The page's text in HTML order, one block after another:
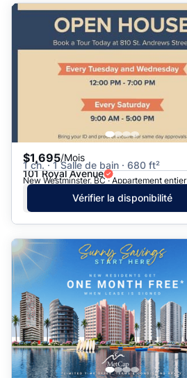
$1,695/Mois
1 ch. · 1 Salle de bain · 680 ft²
101 Royal Avenue
New Westminster, BC · Appartement entier
Vérifier la disponibilité